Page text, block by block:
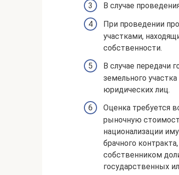
В случае
При проведении
участками,
собственности.
В случае передачи
земельного
юридических лиц.
Оценка требуется
рыночную
национализации
брачного
собственником
государственных